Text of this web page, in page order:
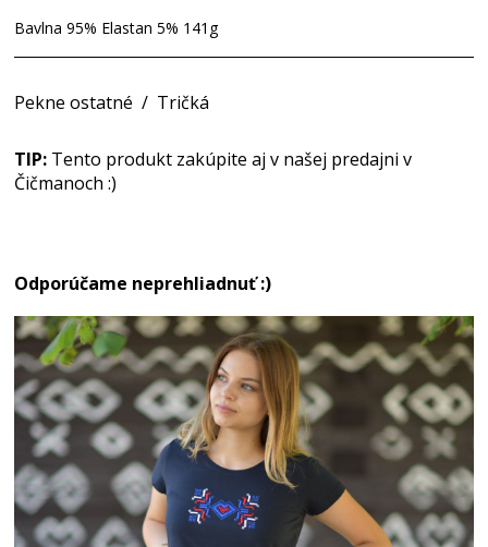
Bavlna 95% Elastan 5% 141g
Pekne ostatné / Tričká
TIP: Tento produkt zakúpite aj v našej predajni v
Čičmanoch :)
Odporúčame neprehliadnuť :)